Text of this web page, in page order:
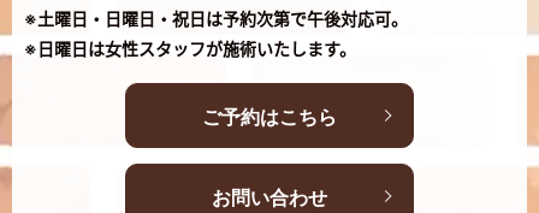
※土曜日・日曜日・祝日は予約次第で午後対応可。
※日曜日は女性スタッフが施術いたします。
ご予約はこちら
お問い合わせ